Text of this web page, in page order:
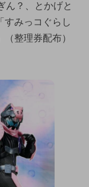
ん？、とかげと
すみっコぐらし
整理券配布）